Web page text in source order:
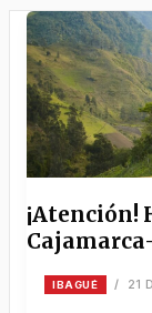
¡Atención!
IBAGUÉ / 21